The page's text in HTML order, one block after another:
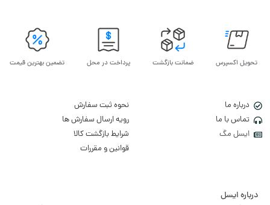
تحویل اکسپرس ضمانت بازگشت پرداخت در محل تضمین بهترین قیمت
درباره ما
تماس با ما
ایسل مگ
نحوه ثبت سفارش
رویه ارسال سفارش ها
شرایط بازگشت کالا
قوانین و مقررات
درباره ایسل